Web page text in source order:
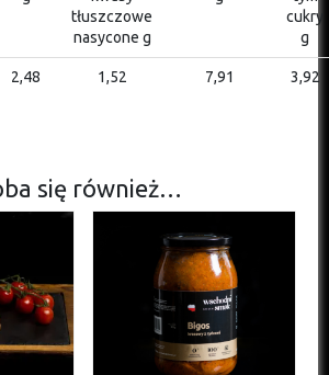
tłuszczowe
nasycone g
cukry
g
2,48 1,52 7,91 3,92
się również…